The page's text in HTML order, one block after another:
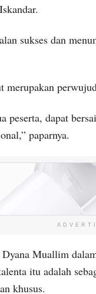
sukses dan
merupakan
peserta, dapat
paparnya.
Muallim
itu adalah
khusus.